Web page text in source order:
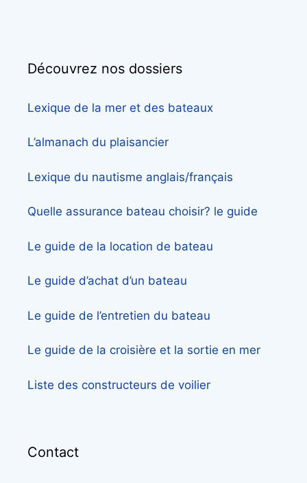
Découvrez nos dossiers
Lexique de la mer et des bateaux
L’almanach du plaisancier
Lexique du nautisme anglais/français
Quelle assurance bateau choisir? le guide
Le guide de la location de bateau
Le guide d’achat d’un bateau
Le guide de l’entretien du bateau
Le guide de la croisière et la sortie en mer
Liste des constructeurs de voilier
Contact